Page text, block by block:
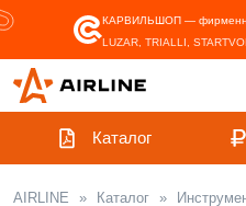
КАРВИЛЬШОП —
LUZAR, TRIALLI,
Каталог
AIRLINE » Каталог »